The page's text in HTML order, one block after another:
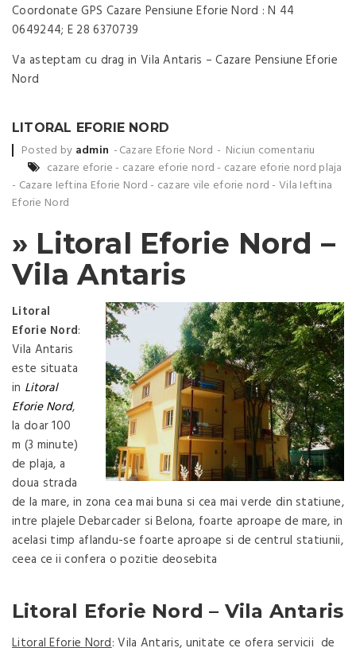
Coordonate GPS Cazare Pensiune Eforie Nord : N 44
0649244; E 28 6370739
Va asteptam cu drag in Vila Antaris – Cazare Pensiune Eforie
Nord
LITORAL EFORIE NORD
Posted by admin Cazare Eforie Nord
Niciun comentariu
cazare eforie - cazare eforie nord - cazare eforie nord plaja
- Cazare Ieftina Eforie Nord - cazare vile eforie nord - Vila Ieftina
Eforie Nord
» Litoral Eforie Nord –
Vila Antaris
Litoral
Eforie Nord:
Vila Antaris
este situata
in Litoral
Eforie Nord,
la doar 100
m (3 minute)
de plaja, a
doua strada
de la mare, in zona cea mai buna si cea mai verde din statiune,
intre plajele Debarcader si Belona, foarte aproape de mare, in
acelasi timp aflandu-se foarte aproape si de centrul statiunii,
ceea ce ii confera o pozitie deosebita
Litoral Eforie Nord – Vila Antaris
Litoral Eforie Nord: Vila Antaris, unitate ce ofera servicii de